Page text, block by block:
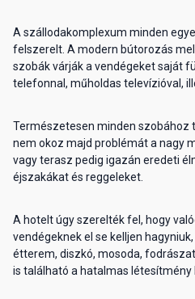
A szállodakomplexum minden
felszerelt. A modern bútorozás
szobák várják a vendégeket saját
telefonnal, műholdas televízióval,
Természetesen minden szobához
nem okoz majd problémát a nagy
vagy terasz pedig igazán eredeti
éjszakákat és reggeleket.
A hotelt úgy szerelték fel, hogy
vendégeknek el se kelljen
étterem, diszkó, mosoda,
is található a hatalmas létesítmény